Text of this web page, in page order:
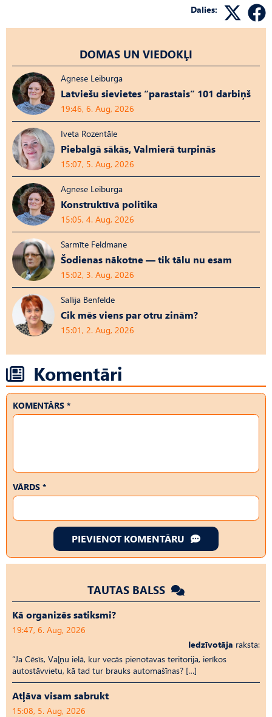
Dalies:
DOMAS UN VIEDOKĻI
Agnese Leiburga
Latviešu sievietes “parastais” 101 darbiņš
19:46, 6. Aug, 2026
Iveta Rozentāle
Piebalgā sākās, Valmierā turpinās
15:07, 5. Aug, 2026
Agnese Leiburga
Konstruktīvā politika
15:05, 4. Aug, 2026
Sarmīte Feldmane
Šodienas nākotne — tik tālu nu esam
15:02, 3. Aug, 2026
Sallija Benfelde
Cik mēs viens par otru zinām?
15:01, 2. Aug, 2026
Komentāri
KOMENTĀRS *
VĀRDS *
PIEVIENOT KOMENTĀRU
TAUTAS BALSS
Kā organizēs satiksmi?
19:47, 6. Aug, 2026
Iedzīvotāja raksta:
“Ja Cēsīs, Vaļņu ielā, kur vecās pienotavas teritorija, ierīkos
autostāvvietu, kā tad tur brauks automašīnas? […]
Atļāva visam sabrukt
15:08, 5. Aug, 2026